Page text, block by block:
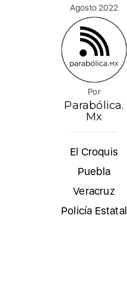
Agosto 2022
Por
Parabólica.
Mx
El Croquis
Puebla
Veracruz
Policía Estatal